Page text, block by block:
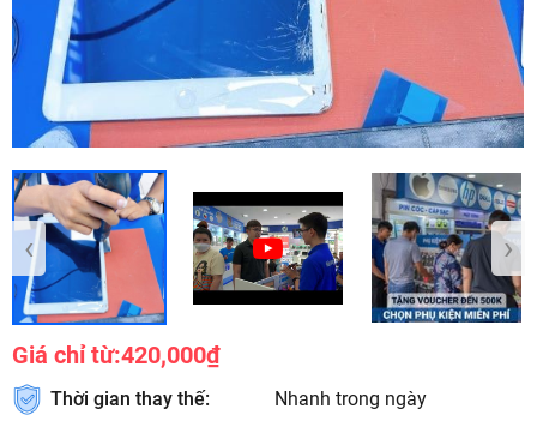
‹ ›
Giá chỉ từ:420,000₫
Thời gian thay thế: Nhanh trong ngày